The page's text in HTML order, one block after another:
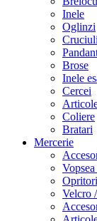
Inele
Oglinzi
Brose
Inele
Cercei
Coliere
Bratari
Mercerie
Velcro